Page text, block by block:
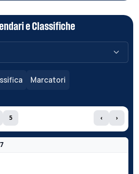
e Classifiche
Marcatori
5 ‹ ›